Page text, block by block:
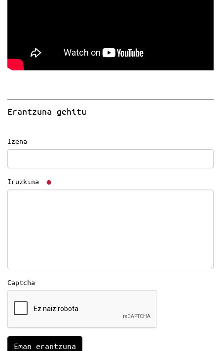
Erantzuna gehitu
Izena
Iruzkina
Captcha